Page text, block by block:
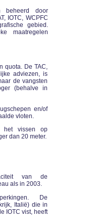
beheerd door
IOTC, WCPFC
gebied.
maatregelen
quota. De TAC,
adviezen, is
de vangsten
(behalve in
en/of
vloten.
het vissen op
dan 20 meter.
van de
als in 2003.
De
Italië) die in
IOTC vist, heeft